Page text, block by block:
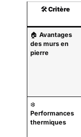
🛠️Critère
🏠Avantages
des murs en
pierre
❄️
Performances
thermiques